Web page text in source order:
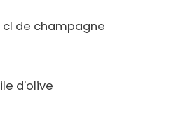
cl de champagne
d'olive